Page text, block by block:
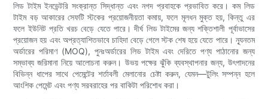
লিড টাইম ইনভেন্টরি সংক্রান্ত সিদ্ধান্ত এবং নগদ প্রবাহকে প্রভাবিত করে। কম লিড
টাইম বড় আকারের সেফটি স্টকের প্রয়োজনীয়তা কমায়, ফলে মূলধন মুক্ত হয়, কিন্তু এর
ফলে ইউনিট প্রতি খরচ বেড়ে যেতে পারে। দীর্ঘ লিড টাইমের জন্য শক্তিশালী পূর্বাভাসের
প্রয়োজন হয় এবং অপ্রত্যাশিতভাবে চাহিদা বেড়ে গেলে স্টক শেষ হয়ে যেতে পারে। ন্যূনতম
অর্ডারের পরিমাণ (MOQ), পুনঃঅর্ডারের লিড টাইম এবং দেরিতে পণ্য পাঠানোর জন্য
সম্ভাব্য জরিমানা নিয়ে আলোচনা করুন। উভয় পক্ষের ঝুঁকি ব্যবস্থাপনার জন্য, উৎপাদনের
বিভিন্ন ধাপের সাথে পেমেন্টের শর্তাবলী মেলানোর চেষ্টা করুন, যেমন—টুলিং সম্পন্ন হলে
আংশিক পেমেন্ট এবং পণ্য সরবরাহের পর বাকিটা পরিশোধ করা।